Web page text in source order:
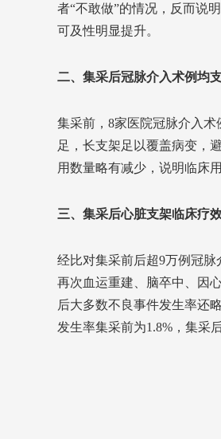
者“不敢做”的情况，反而说
可及性明显提升。
二、集采后冠脉介入术例均
集采前，8家医院冠脉介入
足，长支架足以覆盖病变，
用数量略有减少，说明临床
三、集采后心脏支架临床疗
经比对集采前后超9万例冠脉
再次血运重建、脑卒中、因
后大多数不良事件发生率还
发生率集采前为1.8%，集采